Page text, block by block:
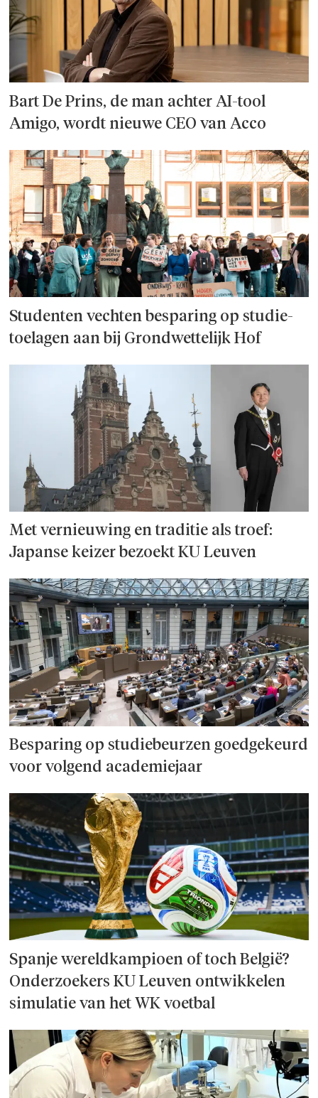
Bart De Prins, de man achter AI-tool
Amigo, wordt nieuwe CEO van Acco
Studenten vechten besparing op studie­
toelagen aan bij Grondwettelijk Hof
Met vernieuwing en traditie als troef:
Japanse keizer bezoekt KU Leuven
Besparing op studie­beurzen goed­ge­keurd
voor volgend academiejaar
Spanje wereld­kampioen of toch België?
Onderzoek­ers KU Leuven ontwikkelen
simulatie van het WK voetbal